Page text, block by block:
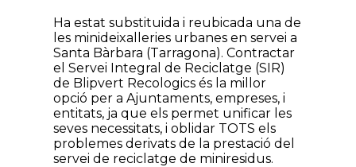
Ha estat substituida i reubicada una de
les minideixalleries urbanes en servei a
Santa Bàrbara (Tarragona). Contractar
el Servei Integral de Reciclatge (SIR)
de Blipvert Recologics és la millor
opció per a Ajuntaments, empreses, i
entitats, ja que els permet unificar les
seves necessitats, i oblidar TOTS els
problemes derivats de la prestació del
servei de reciclatge de miniresidus.